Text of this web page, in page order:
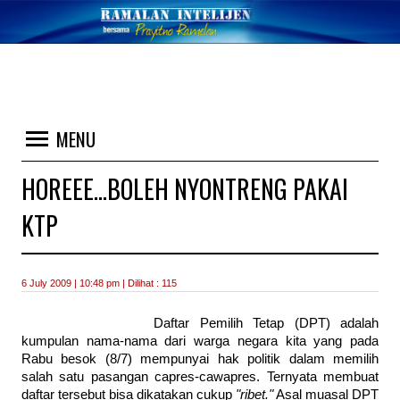
MENU
HOREEE…BOLEH NYONTRENG PAKAI
KTP
6 July 2009 | 10:48 pm | Dilihat : 115
Daftar Pemilih Tetap (DPT) adalah
kumpulan nama-nama dari warga negara kita yang pada
Rabu besok (8/7) mempunyai hak politik dalam memilih
salah satu pasangan capres-cawapres. Ternyata membuat
daftar tersebut bisa dikatakan cukup "ribet."Asal muasal DPT